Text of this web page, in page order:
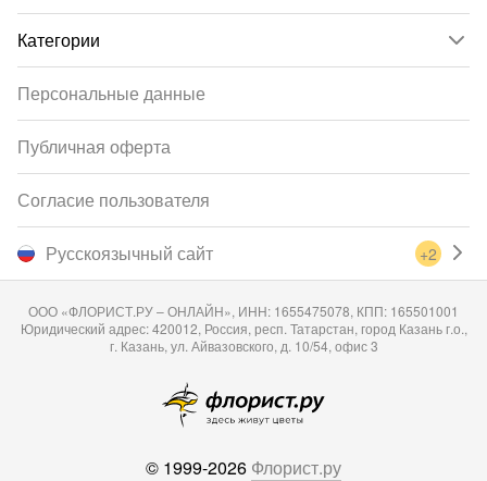
Категории
Русскоязычный сайт +2
Персональные данные
Публичная оферта
Согласие пользователя
ООО «ФЛОРИСТ.РУ – ОНЛАЙН», ИНН: 1655475078, КПП: 165501001
Юридический адрес: 420012, Россия, респ. Татарстан, город Казань г.о.,
г. Казань, ул. Айвазовского, д. 10/54, офис 3
© 1999-2026 Флорист.ру